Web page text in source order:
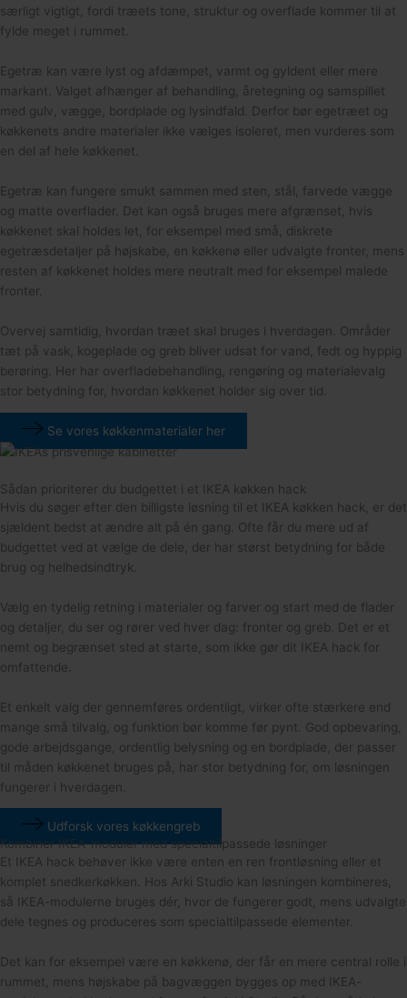
særligt vigtigt, fordi træets tone, struktur og overflade kommer til at
fylde meget i rummet.
Egetræ kan være lyst og afdæmpet, varmt og gyldent eller mere
markant. Valget afhænger af behandling, åretegning og samspillet
med gulv, vægge, bordplade og lysindfald. Derfor bør egetræet og
køkkenets andre materialer ikke vælges isoleret, men vurderes som
en del af hele køkkenet.
Egetræ kan fungere smukt sammen med sten, stål, farvede vægge
og matte overflader. Det kan også bruges mere afgrænset, hvis
køkkenet skal holdes let, for eksempel med små, diskrete
egetræsdetaljer på højskabe, en køkkenø eller udvalgte fronter, mens
resten af køkkenet holdes mere neutralt med for eksempel malede
fronter.
Overvej samtidig, hvordan træet skal bruges i hverdagen. Områder
tæt på vask, kogeplade og greb bliver udsat for vand, fedt og hyppig
berøring. Her har overfladebehandling, rengøring og materialevalg
stor betydning for, hvordan køkkenet holder sig over tid.
Se vores køkkenmaterialer her
Sådan prioriterer du budgettet i et IKEA køkken hack
Hvis du søger efter den billigste løsning til et IKEA køkken hack, er det
sjældent bedst at ændre alt på én gang. Ofte får du mere ud af
budgettet ved at vælge de dele, der har størst betydning for både
brug og helhedsindtryk.
Vælg en tydelig retning i materialer og farver og start med de flader
og detaljer, du ser og rører ved hver dag: fronter og greb. Det er et
nemt og begrænset sted at starte, som ikke gør dit IKEA hack for
omfattende.
Et enkelt valg der gennemføres ordentligt, virker ofte stærkere end
mange små tilvalg, og funktion bør komme før pynt. God opbevaring,
gode arbejdsgange, ordentlig belysning og en bordplade, der passer
til måden køkkenet bruges på, har stor betydning for, om løsningen
fungerer i hverdagen.
Udforsk vores køkkengreb
Kombiner IKEA-moduler med specialtilpassede løsninger
Et IKEA hack behøver ikke være enten en ren frontløsning eller et
komplet snedkerkøkken. Hos Arki Studio kan løsningen kombineres,
så IKEA-modulerne bruges dér, hvor de fungerer godt, mens udvalgte
dele tegnes og produceres som specialtilpassede elementer.
Det kan for eksempel være en køkkenø, der får en mere central rolle i
rummet, mens højskabe på bagvæggen bygges op med IKEA-